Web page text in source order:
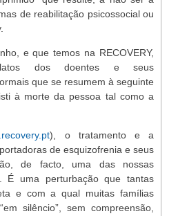
de reabilitação psicossocial ou
e que temos na RECOVERY,
dos doentes e seus
que se resumem à seguinte
à morte da pessoa tal como a
), o tratamento e a
de esquizofrenia e seus
de facto, uma das nossas
É uma perturbação que tantas
e com a qual muitas famílias
silêncio”, sem compreensão,